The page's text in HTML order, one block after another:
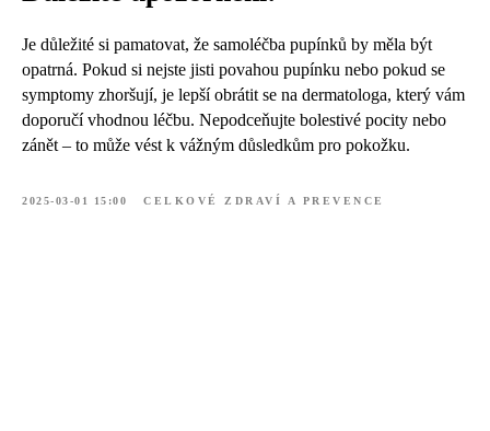
Je důležité si pamatovat, že samoléčba pupínků by měla být
opatrná. Pokud si nejste jisti povahou pupínku nebo pokud se
symptomy zhoršují, je lepší obrátit se na dermatologa, který vám
doporučí vhodnou léčbu. Nepodceňujte bolestivé pocity nebo
zánět – to může vést k vážným důsledkům pro pokožku.
2025-03-01 15:00 CELKOVÉ ZDRAVÍ A PREVENCE